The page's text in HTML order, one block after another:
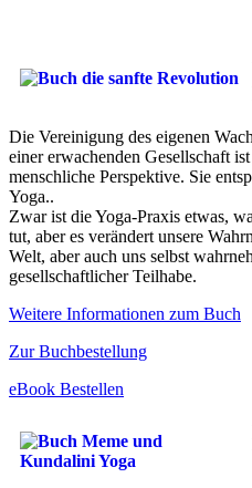
Die Vereinigung des eigenen
einer erwachenden Gesellschaft
menschliche Perspektive. Sie
Yoga..
Zwar ist die Yoga-Praxis etwas,
tut, aber es verändert unsere
Welt, aber auch uns selbst
gesellschaftlicher Teilhabe.
Weitere Informationen zum Buch
Zur Buchbestellung
eBook Bestellen